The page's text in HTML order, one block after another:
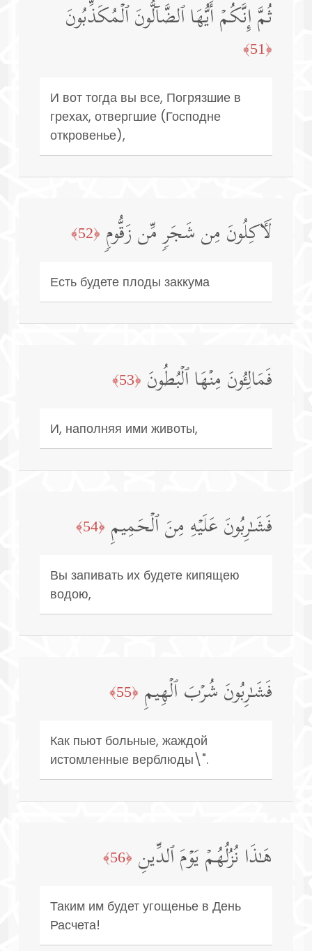
ثُمَّ إِنَّكُمۡ أَیُّهَا ٱلضَّاۤلُّونَ ٱلۡمُكَذِّبُونَ
﴿51﴾
И вот тогда вы все, Погрязшие в
грехах, отвергшие (Господне
откровенье),
لَـَٔاكِلُونَ مِن شَجَرࣲ مِّن زَقُّومࣲ ﴿52﴾
Есть будете плоды заккума
فَمَالِـُٔونَ مِنۡهَا ٱلۡبُطُونَ ﴿53﴾
И, наполняя ими животы,
فَشَـٰرِبُونَ عَلَیۡهِ مِنَ ٱلۡحَمِیمِ ﴿54﴾
Вы запивать их будете кипящею
водою,
فَشَـٰرِبُونَ شُرۡبَ ٱلۡهِیمِ ﴿55﴾
Как пьют больные, жаждой
истомленные верблюды\".
هَـٰذَا نُزُلُهُمۡ یَوۡمَ ٱلدِّینِ ﴿56﴾
Таким им будет угощенье в День
Расчета!